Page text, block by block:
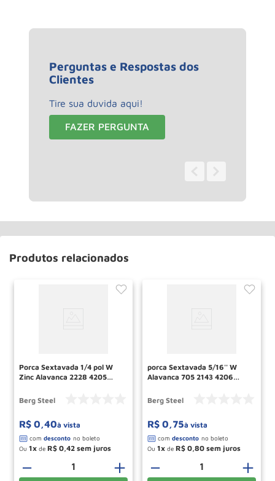
Perguntas e Respostas dos
Clientes
Tire sua duvida aqui!
FAZER PERGUNTA
Produtos relacionados
Porca Sextavada 1/4 pol W
Zinc Alavanca 2228 4205
Berg Steel
R$ 0,40à vista
Ou 1 de R$ 0 42
＋
－
porca Sextavada 5/16'' W
Alavanca 705 2143 4206
Berg Steel
R$ 0,75à vista
Ou 1 de R$ 0 80
＋
－